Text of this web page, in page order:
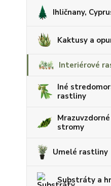
Ihličnany,
Kaktusy a
Interiérové
Iné
rastliny
stromy
Umelé rastliny
Substráty a